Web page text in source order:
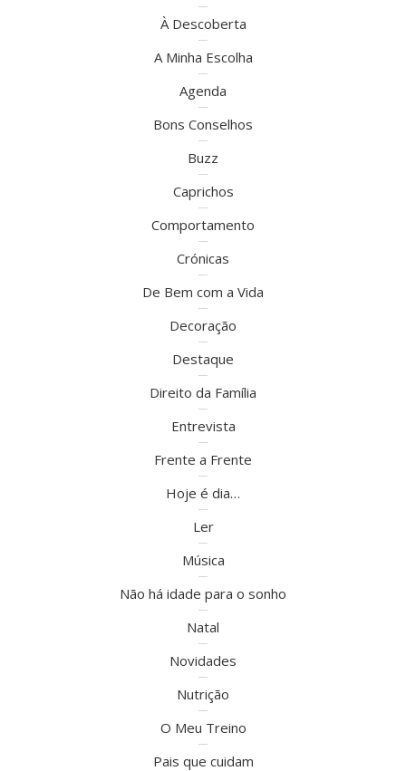
À Descoberta
A Minha Escolha
Agenda
Bons Conselhos
Buzz
Caprichos
Comportamento
Crónicas
De Bem com a Vida
Decoração
Destaque
Direito da Família
Entrevista
Frente a Frente
Hoje é dia…
Ler
Música
Não há idade para o sonho
Natal
Novidades
Nutrição
O Meu Treino
Pais que cuidam